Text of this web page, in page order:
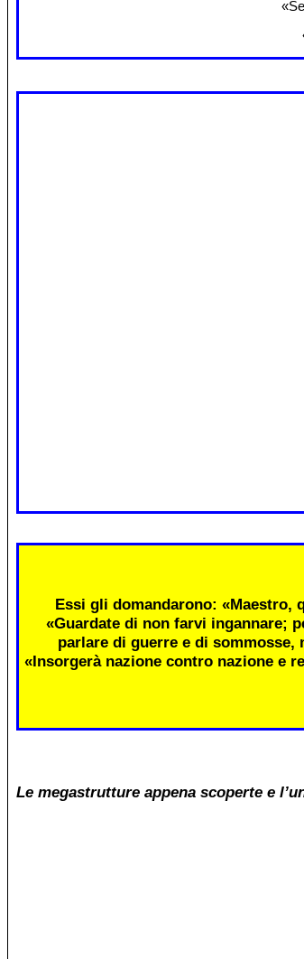
Essi gli domandarono: «Maestro,
«Guardate di non farvi ingannare;
parlare di guerre e di
«Insorgerà nazione contro nazione e
Le megastrutture appena scoperte e